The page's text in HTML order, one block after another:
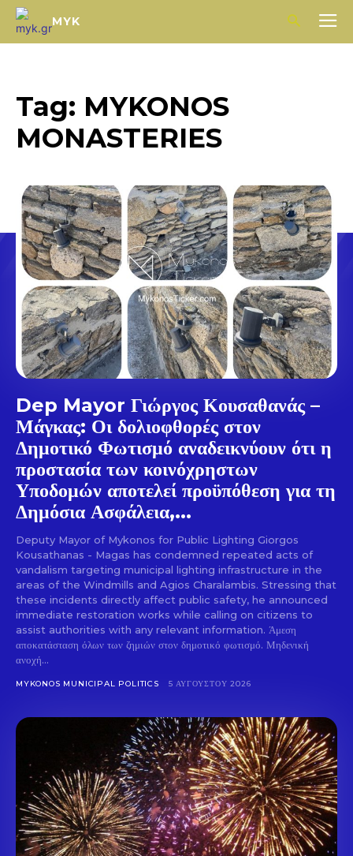
Don't miss
out!
Sing up for our newsletter
to stay in the loop.
SUBSCRIBE
MYK
Tag: MYKONOS
MONASTERIES
Dep Mayor Γιώργος Κουσαθανάς –
Μάγκας: Οι δολιοφθορές στον
Δημοτικό Φωτισμό αναδεικνύουν ότι η
προστασία των κοινόχρηστων
Υποδομών αποτελεί προϋπόθεση για τη
Δημόσια Ασφάλεια,...
Deputy Mayor of Mykonos for Public Lighting Giorgos
Kousathanas - Magas has condemned repeated acts of
vandalism targeting municipal lighting infrastructure in the
areas of the Windmills and Agios Charalambis. Stressing that
these incidents directly affect public safety, he announced
immediate restoration works while calling on citizens to
assist authorities with any relevant information. Άμεση
αποκατάσταση όλων των ζημιών στον δημοτικό φωτισμό. Μηδενική
ανοχή...
MYKONOS MUNICIPAL POLITICS 5 ΑΥΓΟΎΣΤΟΥ 2026